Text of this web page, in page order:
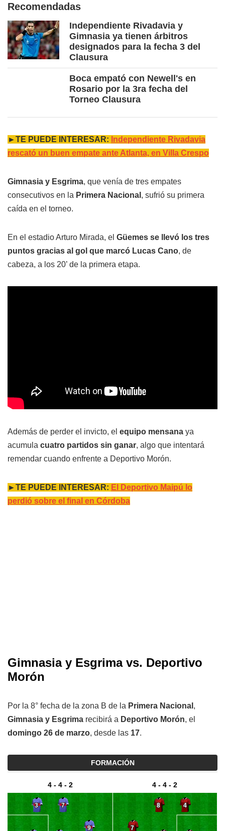
Recomendadas
Independiente Rivadavia y
Gimnasia ya tienen árbitros
designados para la fecha 3 del
Clausura
Boca empató con Newell's en
Rosario por la 3ra fecha del
Torneo Clausura
►TE PUEDE INTERESAR: Independiente Rivadavia
rescató un buen empate ante Atlanta, en Villa Crespo
Gimnasia y Esgrima, que venía de tres empates
consecutivos en la Primera Nacional , sufrió su primera
caída en el torneo.
En el estadio Arturo Mirada, el Güemes se llevó los tres
puntos gracias al gol que marcó Lucas Cano, de
cabeza, a los 20’ de la primera etapa.
Además de perder el invicto, el equipo mensana ya
acumula cuatro partidos sin ganar, algo que intentará
remendar cuando enfrente a Deportivo Morón.
►TE PUEDE INTERESAR: El Deportivo Maipú lo
perdió sobre el final en Córdoba
Gimnasia y Esgrima vs. Deportivo
Morón
Por la 8° fecha de la zona B de la Primera Nacional ,
Gimnasia y Esgrima recibirá a Deportivo Morón, el
domingo 26 de marzo, desde las 17.